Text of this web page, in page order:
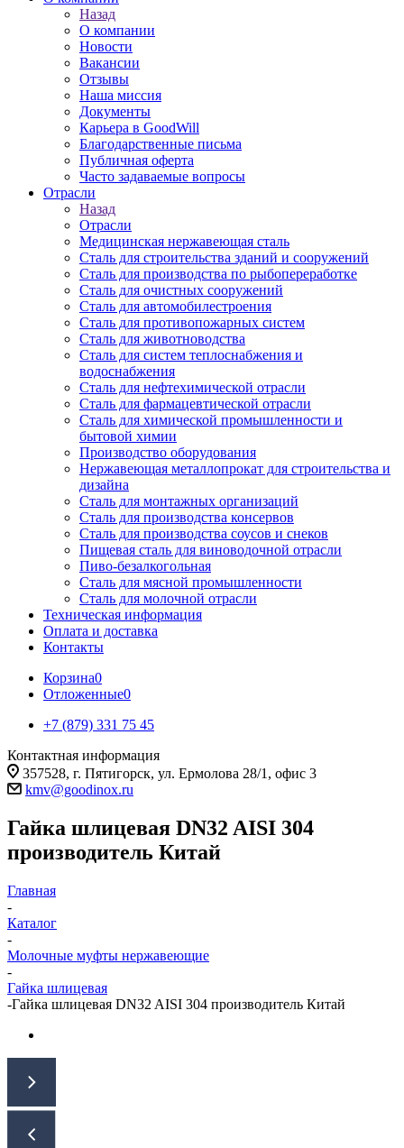
Назад
О компании
Новости
Вакансии
Отзывы
Наша миссия
Документы
Карьера в GoodWill
Благодарственные письма
Публичная оферта
Часто задаваемые вопросы
Отрасли
Назад
Отрасли
Медицинcкая нержавеющая сталь
Сталь для строительства зданий и сооружений
Сталь для производства по рыбопереработке
Сталь для очистных сооружений
Сталь для автомобилестроения
Сталь для противопожарных систем
Сталь для животноводства
Сталь для систем теплоснабжения и
водоснабжения
Сталь для нефтехимической отрасли
Сталь для фармацевтической отрасли
Сталь для химической промышленности и
бытовой химии
Производство оборудования
Нержавеющая металлопрокат для строительства и
дизайна
Сталь для монтажных организаций
Сталь для производства консервов
Сталь для производства соусов и снеков
Пищевая сталь для виноводочной отрасли
Пиво-безалкогольная
Сталь для мясной промышленности
Сталь для молочной отрасли
Техническая информация
Оплата и доставка
Контакты
Корзина0
Отложенные0
+7 (879) 331 75 45
Контактная информация
357528, г. Пятигорск, ул. Ермолова 28/1, офис 3
kmv@goodinox.ru
Гайка шлицевая DN32 AISI 304
производитель Китай
Главная
-
Каталог
-
Молочные муфты нержавеющие
-
Гайка шлицевая
-Гайка шлицевая DN32 AISI 304 производитель Китай